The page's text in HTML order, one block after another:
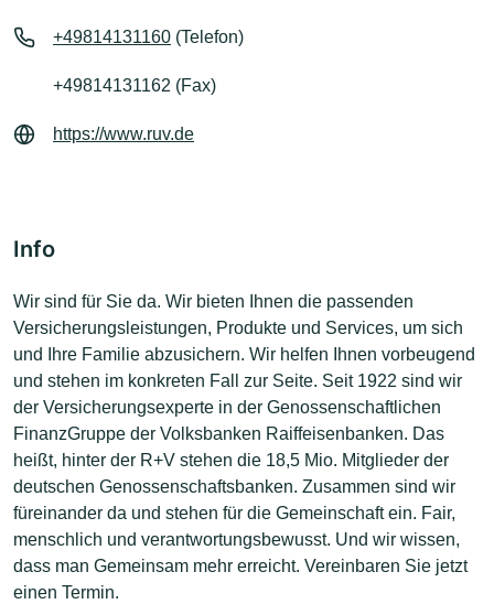
+49814131160 (Telefon)
+49814131162 (Fax)
https://www.ruv.de
Info
Wir sind für Sie da. Wir bieten Ihnen die passenden
Versicherungsleistungen, Produkte und Services, um sich
und Ihre Familie abzusichern. Wir helfen Ihnen vorbeugend
und stehen im konkreten Fall zur Seite. Seit 1922 sind wir
der Versicherungsexperte in der Genossenschaftlichen
FinanzGruppe der Volksbanken Raiffeisenbanken. Das
heißt, hinter der R+V stehen die 18,5 Mio. Mitglieder der
deutschen Genossenschaftsbanken. Zusammen sind wir
füreinander da und stehen für die Gemeinschaft ein. Fair,
menschlich und verantwortungsbewusst. Und wir wissen,
dass man Gemeinsam mehr erreicht. Vereinbaren Sie jetzt
einen Termin.